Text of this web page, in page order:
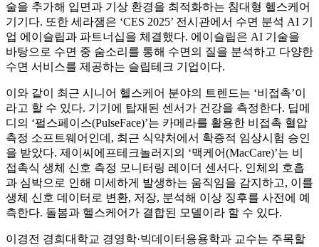
술을 추가해 입면과 기상 환경을 최적화하는 침대형 헬스케어
기기다. 또한 세라잼은 ‘CES 2025’ 전시관에서 수면 분석 AI 기
업 에이슬립과 파트너십을 체결했다. 에이슬립은 AI 기술을
바탕으로 수면 중 숨소리를 통해 수면의 질을 분석하고 다양한
수면 서비스를 제공하는 슬립테크 기업이다.
이와 같이 최근 시니어 헬스케어 분야의 트렌드는 ‘비접촉’이
라고 할 수 있다. 기기에 탑재된 센서가 건강을 측정한다. 딥메
디의 ‘펄스페이스(PulseFace)’는 카메라를 활용한 비접촉 혈압
측정 소프트웨어인데, 최근 식약처에서 확증적 임상시험 승인
을 받았다. 제이씨에프테크놀러지의 ‘맥케어(MacCare)’는 비
접촉식 생체 신호 측정 모니터링 레이더 센서다. 인체의 호흡
과 심박으로 인해 미세하게 발생하는 움직임을 감지하고, 이를
생체 신호 데이터로 변환, 저장, 분석해 이상 징후를 사전에 예
측한다. 돌봄과 헬스케어가 결합된 모델이라 할 수 있다.
이경전 경희대학교 경영학·빅데이터응용학과 교수는 주목할